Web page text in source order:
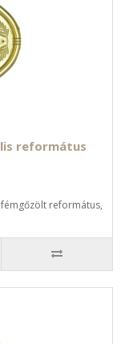
református
református,